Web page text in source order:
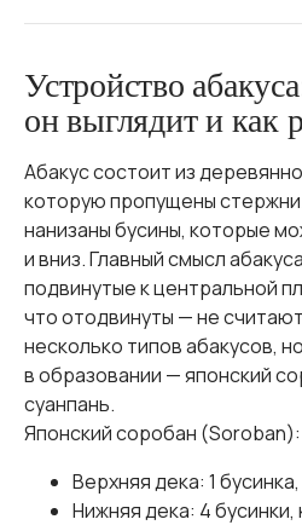
Устройство
он выглядит и как
Абакус состоит из
которую пропущены
нанизаны бусины, которые
и вниз. Главный смысл
подвинутые к центральной
что отодвинуты — не
несколько типов абакусов,
в образовании — японский
суанпань.
Японский соробан (Soroban):
Верхняя дека: 1
Нижняя дека: 4 бусинки,